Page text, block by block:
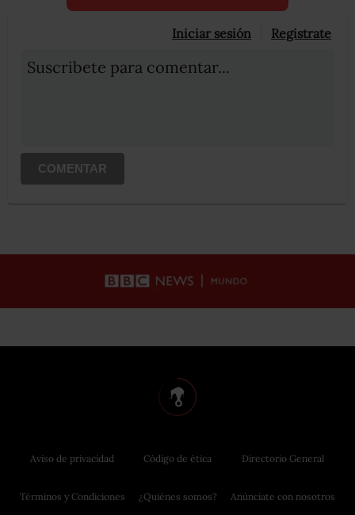
Iniciar sesión Registrate
Suscribete para comentar...
COMENTAR
Aviso de privacidad
Términos y Condiciones
Código de ética
¿Quiénes somos?
Directorio General
Anúnciate con nosotros